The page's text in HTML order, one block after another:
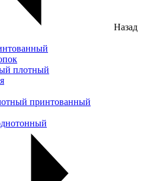
Назад
плотный
принтованный